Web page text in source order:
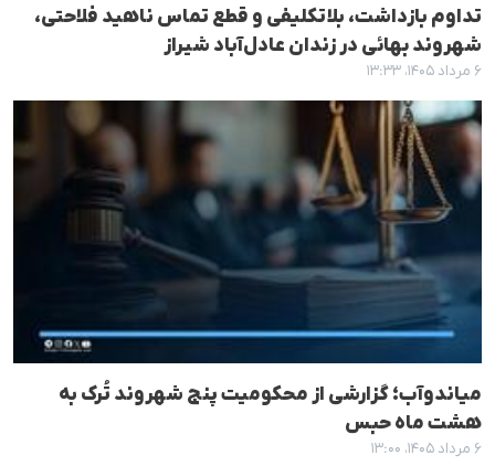
تداوم بازداشت، بلاتکلیفی و قطع تماس ناهید فلاحتی،
شهروند بهائی در زندان عادل‌آباد شیراز
۶ مرداد ۱۴۰۵، ۱۳:۳۳
میاندوآب؛ گزارشی از محکومیت پنج شهروند تُرک به
هشت ماه حبس
۶ مرداد ۱۴۰۵، ۱۳:۰۰